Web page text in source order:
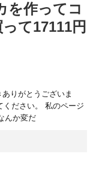
を作ってコ
て17111円
りがとうございま
ください。 私のページ
んか変だ